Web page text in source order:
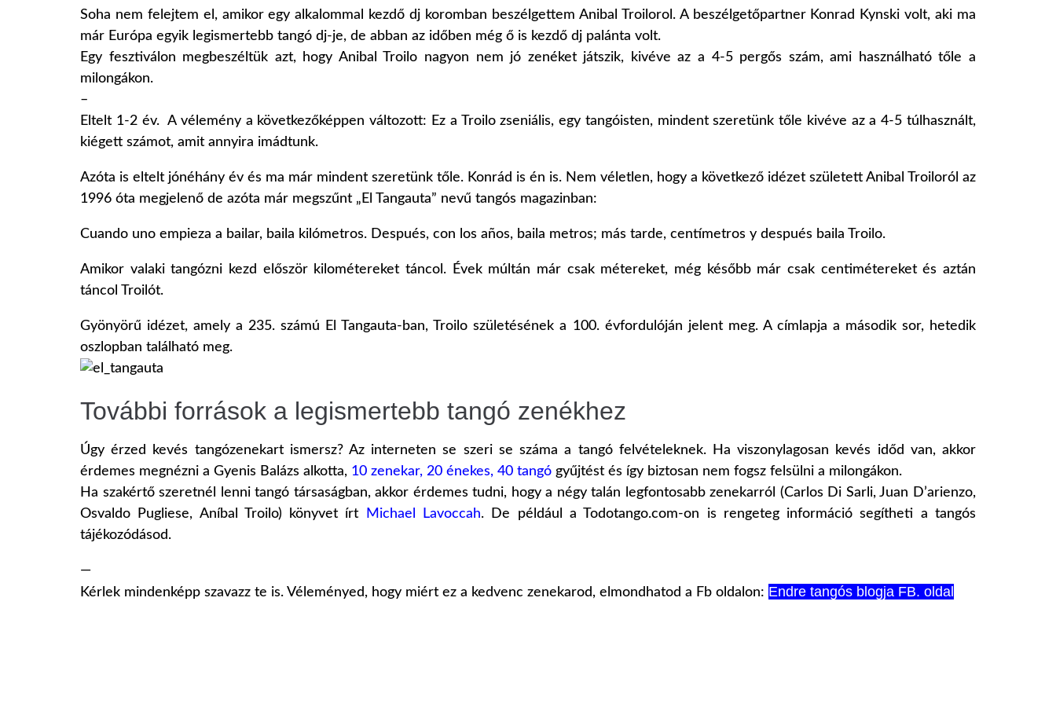
Soha nem felejtem el, amikor egy alkalommal kezdő dj koromban beszélgettem Anibal Troilorol. A beszélgetőpartner Konrad Kynski volt, aki ma
már Európa egyik legismertebb tangó dj-je, de abban az időben még ő is kezdő dj palánta volt.
Egy fesztiválon megbeszéltük azt, hogy Anibal Troilo nagyon nem jó zenéket játszik, kivéve az a 4-5 pergős szám, ami használható tőle a
milongákon.
–
Eltelt 1-2 év. A vélemény a következőképpen változott: Ez a Troilo zseniális, egy tangóisten, mindent szeretünk tőle kivéve az a 4-5 túlhasznált,
kiégett számot, amit annyira imádtunk.
Azóta is eltelt jónéhány év és ma már mindent szeretünk tőle. Konrád is én is. Nem véletlen, hogy a következő idézet született Anibal Troiloról az
1996 óta megjelenő de azóta már megszűnt „El Tangauta” nevű tangós magazinban:
Cuando uno empieza a bailar, baila kilómetros. Después, con los años, baila metros; más tarde, centímetros y después baila Troilo.
Amikor valaki tangózni kezd először kilométereket táncol. Évek múltán már csak métereket, még később már csak centimétereket és aztán
táncol Troilót.
Gyönyörű idézet, amely a 235. számú El Tangauta-ban, Troilo születésének a 100. évfordulóján jelent meg. A címlapja a második sor, hetedik
oszlopban található meg.
További források a legismertebb tangó zenékhez
Úgy érzed kevés tangózenekart ismersz? Az interneten se szeri se száma a tangó felvételeknek. Ha viszonylagosan kevés időd van, akkor
érdemes megnézni a Gyenis Balázs alkotta, 10 zenekar, 20 énekes, 40 tangó gyűjtést és így biztosan nem fogsz felsülni a milongákon.
Ha szakértő szeretnél lenni tangó társaságban, akkor érdemes tudni, hogy a négy talán legfontosabb zenekarról (Carlos Di Sarli, Juan D’arienzo,
Osvaldo Pugliese, Aníbal Troilo) könyvet írt
Michael Lavoccah. De például a Todotango.com-on is rengeteg információ segítheti a tangós
tájékozódásod.
—
Kérlek mindenképp szavazz te is. Véleményed, hogy miért ez a kedvenc zenekarod, elmondhatod a Fb oldalon: Endre tangós blogja FB. oldal